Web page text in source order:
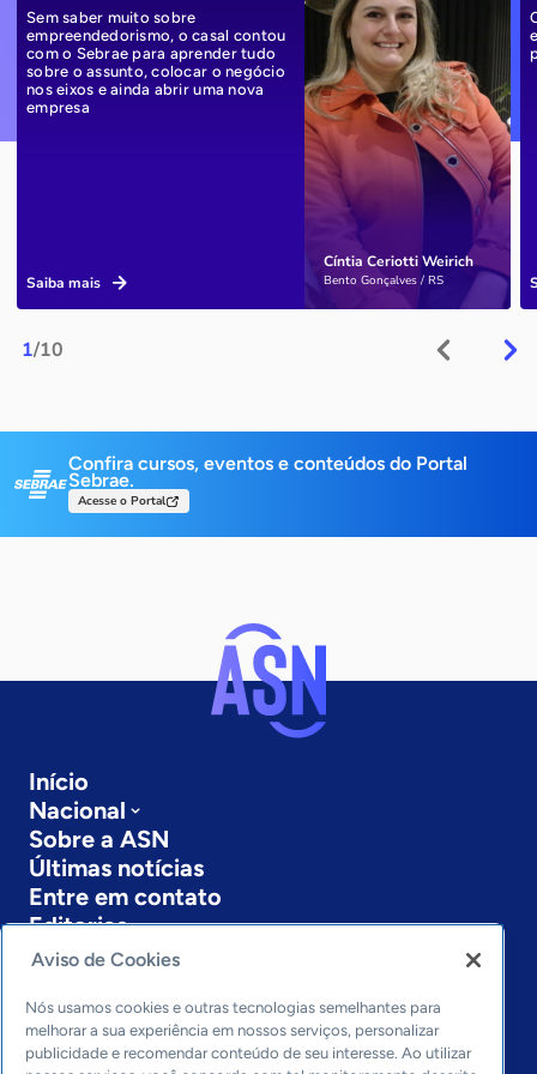
1/10
Cíntia Ceriotti Weirich
Bento Gonçalves / RS
Sem saber muito sobre
empreendedorismo, o casal contou
com o Sebrae para aprender tudo
sobre o assunto, colocar o negócio
nos eixos e ainda abrir uma nova
empresa
Saiba mais
Confira cursos, eventos e conteúdos do Portal
Sebrae.
Acesse o Portal
Início
Nacional
Sobre a ASN
Últimas notícias
Entre em contato
Editorias
Economia & Política
Inovação & Tecnologia
Cultura empreendedora
Dados
Aviso de Cookies
Nós usamos cookies e outras tecnologias semelhantes para
melhorar a sua experiência em nossos serviços, personalizar
publicidade e recomendar conteúdo de seu interesse. Ao utilizar